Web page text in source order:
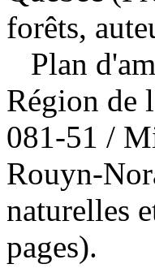
forêts,
Plan
Région de
081-51 /
Rouyn-
naturelles
pages).